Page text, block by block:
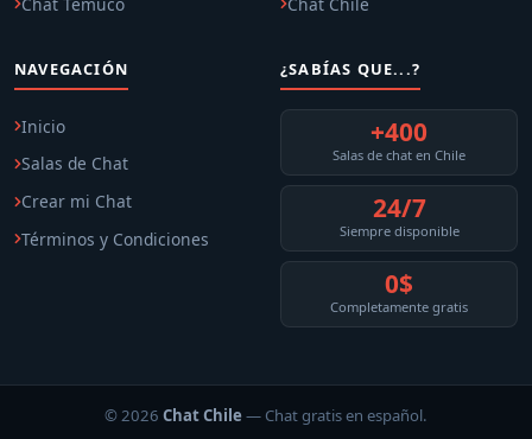
NAVEGACIÓN
Inicio
Salas de Chat
Crear mi Chat
Términos y Condiciones
¿SABÍAS QUE...?
+400
Salas de chat en Chile
24/7
Siempre disponible
0$
Completamente gratis
© 2026 Chat Chile— Chat gratis en español.